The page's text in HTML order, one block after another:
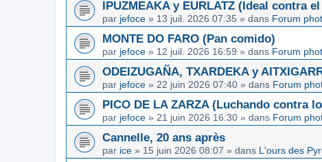
IPUZMEAKA y EURLATZ (Ideal contra
par jefoce » 13 juil. 2026 07:35 » dans Forum
MONTE DO FARO (Pan comido)
par jefoce » 12 juil. 2026 16:59 » dans Forum
ODEIZUGAÑA, TXARDEKA y
par jefoce » 22 juin 2026 07:40 » dans Forum
PICO DE LA ZARZA (Luchando contra
par jefoce » 21 juin 2026 16:30 » dans Forum
Cannelle, 20 ans après
par ice » 15 juin 2026 08:07 » dans L'ours des